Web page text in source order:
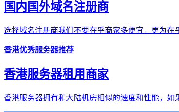
国内国外域名注册商
选择域名注册商我们不要在乎商家多便宜，更为
香港优秀服务器推荐
香港服务器租用商家
香港服务器拥有和大陆机房相似的速度和性能，